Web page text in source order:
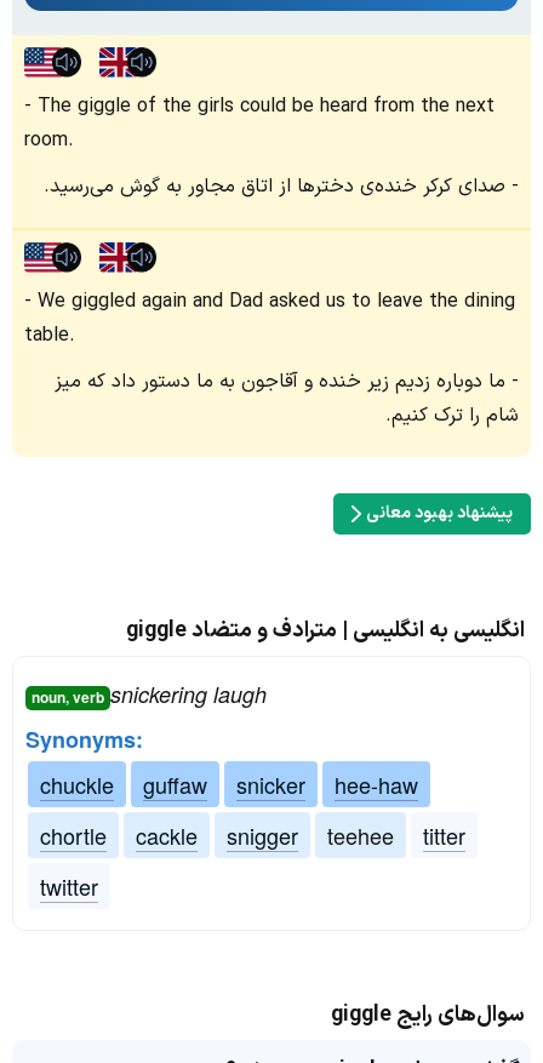
The giggle of the girls could be heard from the next
room.
صدای کرکر خنده‌ی دخترها از اتاق مجاور به گوش می‌رسید.
We giggled again and Dad asked us to leave the dining
table.
ما دوباره زدیم زیر خنده و آقاجون به ما دستور داد که میز
شام را ترک کنیم.
پیشنهاد بهبود معانی
انگلیسی به انگلیسی | مترادف و متضاد giggle
noun, verb snickering laugh
Synonyms:
chuckle
guffaw snicker
hee-haw
chortle
cackle snigger teehee
titter
twitter
سوال‌های رایج giggle